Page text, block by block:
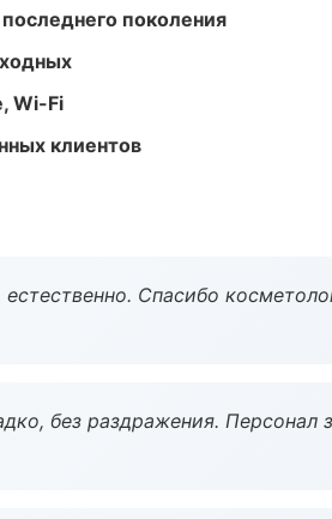
поколения
Wi-Fi
клиентов
Спасибо
без раздражения. Персонал